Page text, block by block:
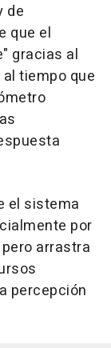
de
que el
gracias al
tiempo que
el sistema
por
arrastra
percepción